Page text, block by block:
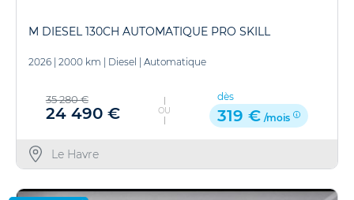
M DIESEL 130CH AUTOMATIQUE PRO SKILL
2026 | 2000 km | Diesel | Automatique
35 280 €
24 490 € OU
dès
319 € /mois
Le Havre